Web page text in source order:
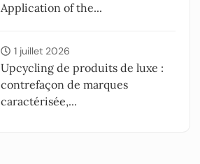
Application of the...
1 juillet 2026
Upcycling de produits de luxe :
contrefaçon de marques
caractérisée,...